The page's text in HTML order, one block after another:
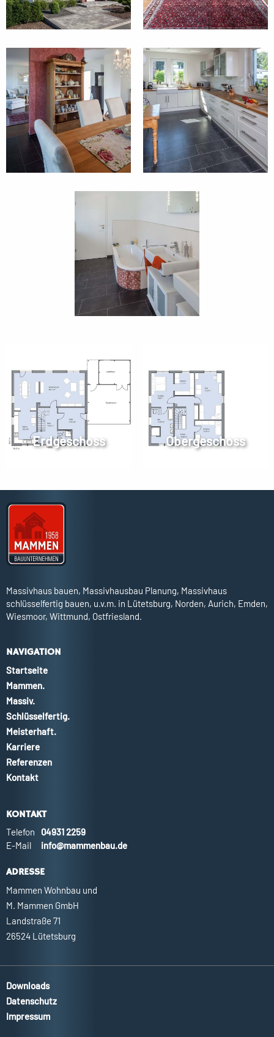
Erdgeschoss Obergeschoss
Massivhaus bauen, Massivhausbau Planung, Massivhaus
schlüsselfertig bauen, u.v.m. in Lütetsburg, Norden, Aurich, Emden,
Wiesmoor, Wittmund, Ostfriesland.
NAVIGATION
Startseite
Mammen.
Massiv.
Schlüsselfertig.
Meisterhaft.
Karriere
Referenzen
Kontakt
KONTAKT
Telefon
04931 2259
E-Mail
info@mammenbau.de
ADRESSE
Mammen Wohnbau und
M. Mammen GmbH
Landstraße 71
26524 Lütetsburg
Downloads
Datenschutz
Impressum